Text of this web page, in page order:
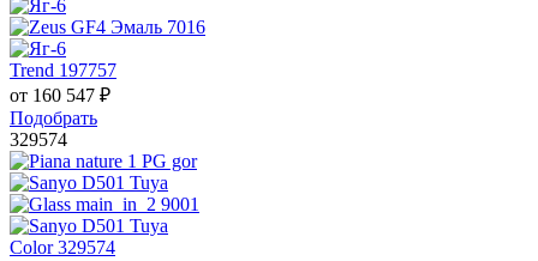
Trend 197757
от 160 547 ₽
Подобрать
329574
Color 329574